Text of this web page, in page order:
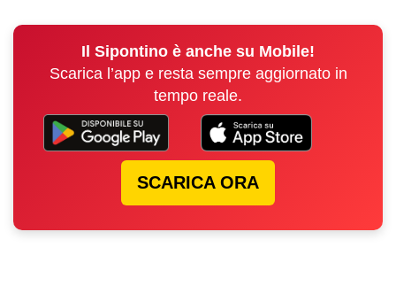
Il Sipontino è anche su Mobile!
Scarica l’app e resta sempre aggiornato in
tempo reale.
SCARICA ORA